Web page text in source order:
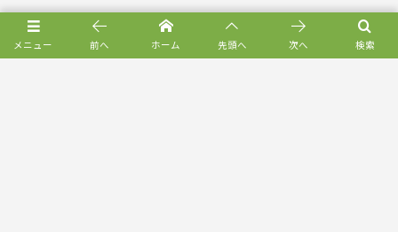
メニュー 検索
前へ ホーム 先頭へ 次へ